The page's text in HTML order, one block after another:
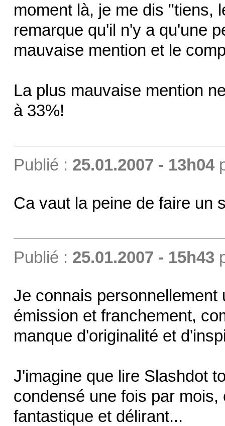
moment là, je me dis "tiens,
remarque qu'il n'y a qu'une
mauvaise mention et le
La plus mauvaise mention
à 33%!
Publié : 25.01.2007 - 13h04
Ca vaut la peine de faire un
Publié : 25.01.2007 - 15h43
Je connais
émission et franchement,
manque d'originalité et
J'imagine que lire Slashdot
condensé une fois par
fantastique et délirant...